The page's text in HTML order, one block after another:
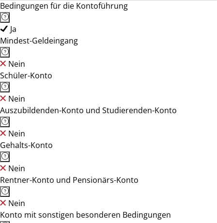
Bedingungen für die Kontoführung
Ja
Mindest-Geldeingang
Nein
Schüler-Konto
Nein
Auszubildenden-Konto und Studierenden-Konto
Nein
Gehalts-Konto
Nein
Rentner-Konto und Pensionärs-Konto
Nein
Konto mit sonstigen besonderen Bedingungen